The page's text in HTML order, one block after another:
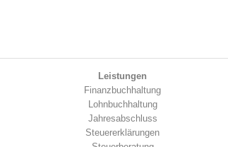
Leistungen
Finanzbuchhaltung
Lohnbuchhaltung
Jahresabschluss
Steuererklärungen